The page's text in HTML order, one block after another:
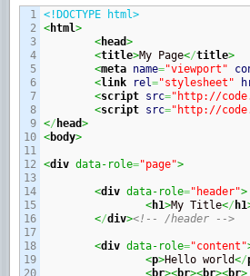
1
2
3
4
5
6
7
8
9
10
11
12
13
14
15
16
17
18
19
20
<!DOCTYPE html>
<html>
<head>
<title>My Page</title>
<meta name="viewport"
<link rel="stylesheet"
<script src="http://
<script src="http://
</ head>
<body>
<div data-role="page">
<div data-role="header">
<h1>My Title</ h1
</div><!-- /header -->
<div data-role="content"
<p>Hello world</
<br><br><br><br>